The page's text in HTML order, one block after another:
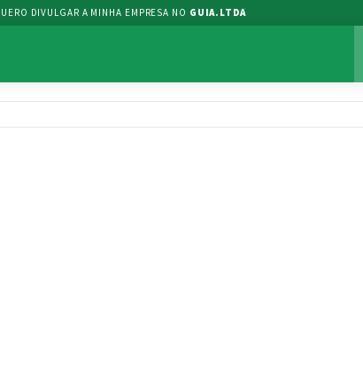
DIVULGAR A MINHA EMPRESA NO GUIA.LTDA